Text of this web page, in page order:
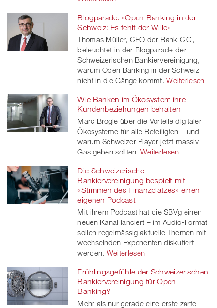
Blogparade: «Open Banking in der
Schweiz: Es fehlt der Wille»
Thomas Müller, CEO der Bank CIC,
beleuchtet in der Blogparade der
Schweizerischen Bankiervereinigung,
warum Open Banking in der Schweiz
nicht in die Gänge kommt. Weiterlesen
Wie Banken im Ökosystem ihre
Kundenbeziehungen behalten
Marc Brogle über die Vorteile digitaler
Ökosysteme für alle Beteiligten – und
warum Schweizer Player jetzt massiv
Gas geben sollten. Weiterlesen
Die Schweizerische
Bankiervereinigung bespielt mit
«Stimmen des Finanzplatzes» einen
eigenen Podcast
Mit ihrem Podcast hat die SBVg einen
neuen Kanal lanciert – im Audio-Format
sollen regelmässig aktuelle Themen mit
wechselnden Exponenten diskutiert
werden. Weiterlesen
Frühlingsgefühle der Schweizerischen
Bankiervereinigung für Open
Banking?
Mehr als nur gerade eine erste zarte